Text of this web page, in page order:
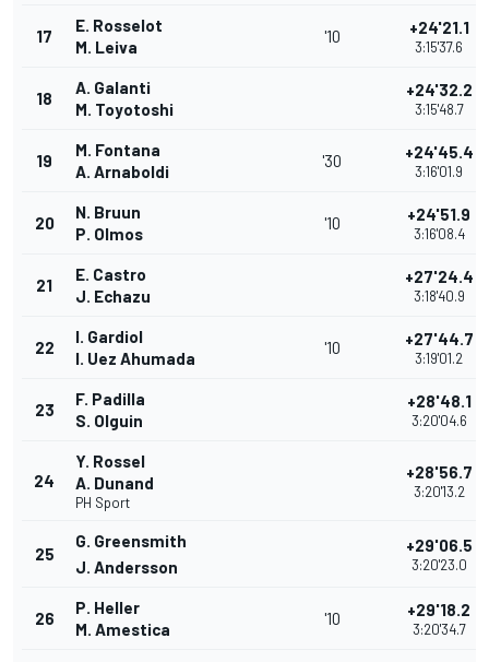
17
E. Rosselot
M. Leiva
'10 +24'21.1
3:15'37.6
18
A. Galanti
M. Toyotoshi
+24'32.2
3:15'48.7
19
M. Fontana
A. Arnaboldi
'30 +24'45.4
3:16'01.9
20
N. Bruun
P. Olmos
'10 +24'51.9
3:16'08.4
21
E. Castro
J. Echazu
+27'24.4
3:18'40.9
22
I. Gardiol
I. Uez Ahumada
'10 +27'44.7
3:19'01.2
23
F. Padilla
S. Olguin
+28'48.1
3:20'04.6
24
Y. Rossel
A. Dunand
PH Sport
+28'56.7
3:20'13.2
25
G. Greensmith
J. Andersson
+29'06.5
3:20'23.0
26
P. Heller
M. Amestica
'10 +29'18.2
3:20'34.7